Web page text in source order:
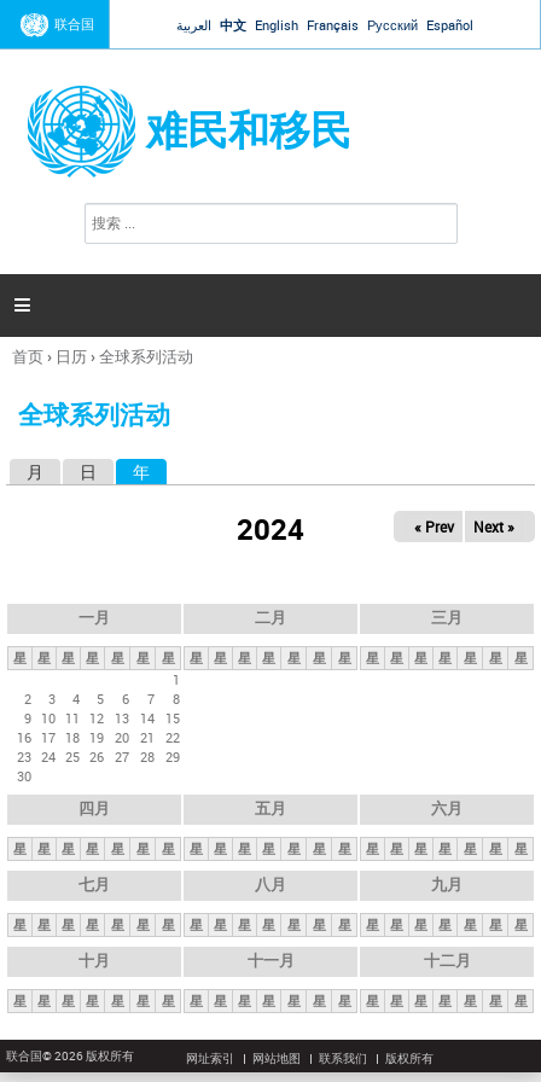
Jump to navigation
联合国 العربية 中文 English Français Русский Español
难民和移民
搜
索

你
这
首页› 日历›全球系列活动
全球系列活动
月 日 年
2024 « Prev Next »
一月
星 星 星 星 星 星
星
1
2
3 4 5 6 7
8
9 10 11 12 13 14
15
16 17 18 19 20 21
22
23 24 25 26 27 28 29
30
二月
星 星 星 星 星 星 星
三月
星 星 星 星 星 星 星
四月
星 星 星 星 星 星 星
五月
星 星 星 星 星 星 星
六月
星 星 星 星 星 星 星
七月
星 星 星 星 星 星 星
八月
星 星 星 星 星 星 星
九月
星 星 星 星 星 星 星
十月
星 星 星 星 星 星 星
十一月
星 星 星 星 星 星 星
十二月
星 星 星 星 星 星 星
联合国© 2026 版权所有 网址索引 网站地图 联系我们 版权所有